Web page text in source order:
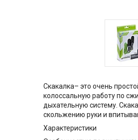
Скакалка– это очень
колоссальную работу по
дыхательную систему.
скольжению руки и
Характеристики